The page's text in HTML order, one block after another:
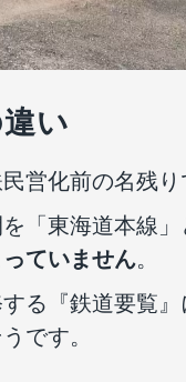
い
営化前の名残り
「東海道本線
ていません。
る『鉄道要覧
です。